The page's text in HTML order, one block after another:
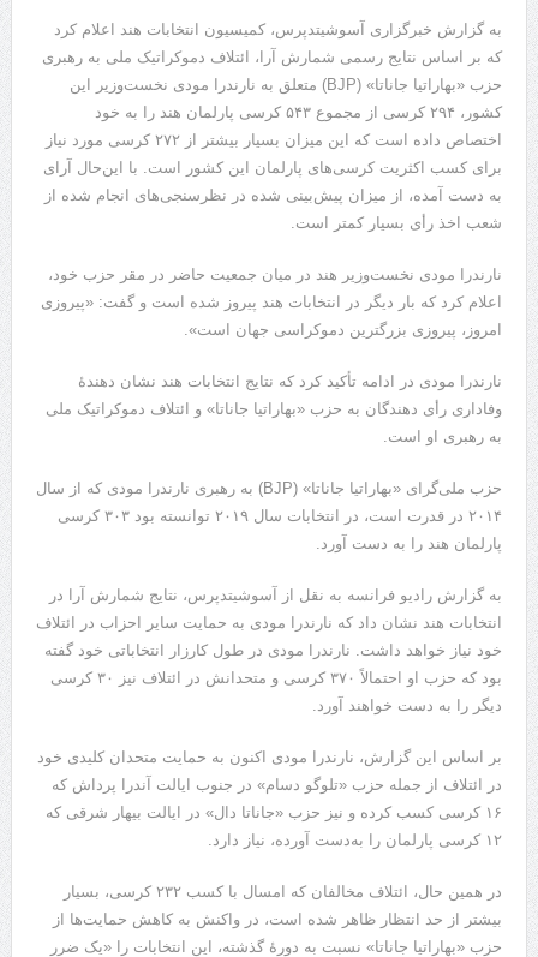
به گزارش خبرگزاری آسوشیتدپرس، کمیسیون انتخابات هند اعلام کرد
که بر اساس نتایج رسمی شمارش آرا، ائتلاف دموکراتیک ملی به رهبری
حزب «بهاراتیا جاناتا» (BJP) متعلق به نارندرا مودی نخست‌وزیر این
کشور، ۲۹۴ کرسی از مجموع ۵۴۳ کرسی‌ پارلمان هند را به خود
اختصاص داده است که این میزان بسیار بیشتر از ۲۷۲ کرسی مورد نیاز
برای کسب اکثریت کرسی‌های پارلمان این کشور است. با این‌حال آرای
به دست آمده، از میزان پیش‌بینی شده در نظرسنجی‌های انجام شده از
شعب اخذ رأی بسیار کمتر است.
نارندرا مودی نخست‌وزیر هند در میان جمعیت حاضر در مقر حزب خود،
اعلام کرد که بار دیگر در انتخابات هند پیروز شده است و گفت: «پیروزی
امروز، پیروزی بزرگترین دموکراسی جهان است».
نارندرا مودی در ادامه تأکید کرد که نتایج انتخابات هند نشان دهندۀ
وفاداری رأی دهندگان به حزب «بهاراتیا جاناتا» و ائتلاف دموکراتیک ملی
به رهبری او است.
حزب ملی‌گرای «بهاراتیا جاناتا» (BJP) به رهبری نارندرا مودی که از سال
۲۰۱۴ در قدرت است، در انتخابات سال ۲۰۱۹ توانسته بود ۳۰۳ کرسی
پارلمان هند را به دست آورد.
به گزارش رادیو فرانسه به نقل از آسوشیتدپرس، نتایج شمارش آرا در
انتخابات هند نشان داد که نارندرا مودی به حمایت سایر احزاب در ائتلاف
خود نیاز خواهد داشت. نارندرا مودی در طول کارزار انتخاباتی خود گفته
بود که حزب او احتمالاً ۳۷۰ کرسی و متحدانش در ائتلاف نیز ۳۰ کرسی
دیگر را به دست خواهند آورد.
بر اساس این گزارش، نارندرا مودی اکنون به حمایت متحدان کلیدی خود
در ائتلاف از جمله حزب «تلوگو دسام» در جنوب ایالت آندرا پرداش که
۱۶ کرسی کسب کرده و نیز حزب «جاناتا دال» در ایالت بیهار شرقی که
۱۲ کرسی پارلمان را به‌دست آورده، نیاز دارد.
در همین حال، ائتلاف مخالفان که امسال با کسب ۲۳۲ کرسی، بسیار
بیشتر از حد انتظار ظاهر شده است، در واکنش به کاهش حمایت‌ها از
حزب «بهاراتیا جاناتا» نسبت به دورۀ گذشته، این انتخابات را «یک ضرر